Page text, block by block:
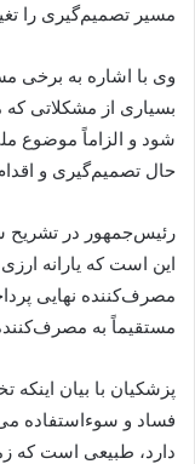
مسیر تصمیم‌گیری را
وی با اشاره به برخی
بسیاری از مشکلاتی
شود و الزاماً موضوع
حال تصمیم‌گیری و
رئیس‌جمهور در
این است که یارانه
مصرف‌کننده نهایی
مستقیماً به
پزشکیان با بیان
فساد و سوءاستفاده
دارد، طبیعی است که